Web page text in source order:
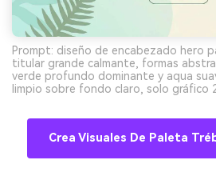
Prompt: diseño de encabezado hero
titular grande calmante, formas
verde profundo dominante y aqua
limpio sobre fondo claro, solo gráfico
Crea Visuales De Paleta